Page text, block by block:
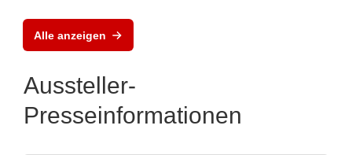
Alle anzeigen
Aussteller-
Presseinformationen